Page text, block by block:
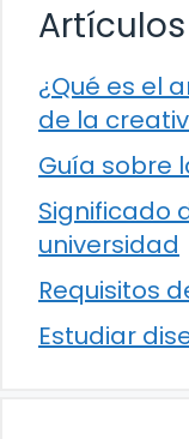
Artículos
¿Qué es el
de la
Guía sobre
Significado
universidad
Requisitos
Estudiar